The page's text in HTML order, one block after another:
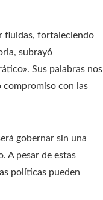
fluidas, fortaleciendo
subrayó
Sus palabras nos
compromiso con las
gobernar sin una
A pesar de estas
políticas pueden